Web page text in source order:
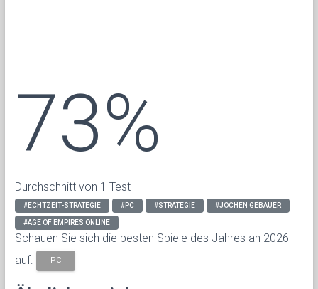
73%
Durchschnitt von 1 Test
#ECHTZEIT-STRATEGIE #PC #STRATEGIE #JOCHEN GEBAUER
#AGE OF EMPIRES ONLINE
Schauen Sie sich die besten Spiele des Jahres an 2026
auf:
PC